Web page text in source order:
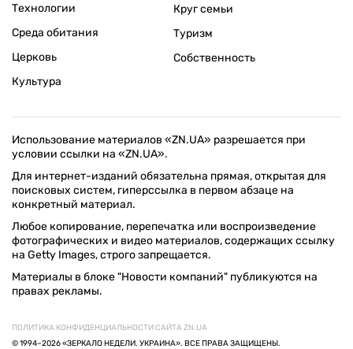
Технологии
Среда обитания
Церковь
Культура
Круг семьи
Туризм
Собственность
Использование материалов «ZN.UA» разрешается при
условии ссылки на «ZN.UA».
Для интернет-изданий обязательна прямая, открытая для
поисковых систем, гиперссылка в первом абзаце на
конкретный материал.
Любое копирование, перепечатка или воспроизведение
фотографических и видео материалов, содержащих ссылку
на Getty Images, строго запрещается.
Материалы в блоке "Новости компаний" публикуются на
правах рекламы.
ПОЛИТИКА КОНФИДЕНЦИАЛЬНОСТИ САЙТА ZN.UA
© 1994–2026 «ЗЕРКАЛО НЕДЕЛИ. УКРАИНА». ВСЕ ПРАВА ЗАЩИЩЕНЫ.